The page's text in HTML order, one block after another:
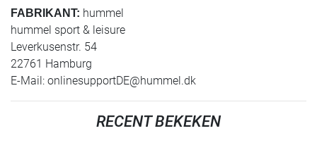
FABRIKANT: hummel
hummel sport & leisure
Leverkusenstr. 54
22761 Hamburg
E-Mail: onlinesupportDE@hummel.dk
RECENT BEKEKEN